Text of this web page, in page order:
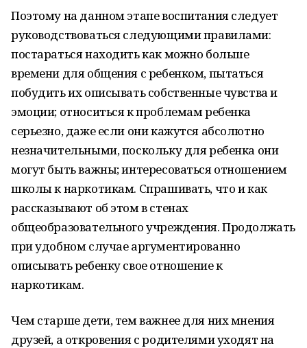
Поэтому на данном этапе воспитания следует
руководствоваться следующими правилами:
постараться находить как можно больше
времени для общения с ребенком, пытаться
побудить их описывать собственные чувства и
эмоции; относиться к проблемам ребенка
серьезно, даже если они кажутся абсолютно
незначительными, поскольку для ребенка они
могут быть важны; интересоваться отношением
школы к наркотикам. Спрашивать, что и как
рассказывают об этом в стенах
общеобразовательного учреждения. Продолжать
при удобном случае аргументированно
описывать ребенку свое отношение к
наркотикам.
Чем старше дети, тем важнее для них мнения
друзей, а откровения с родителями уходят на